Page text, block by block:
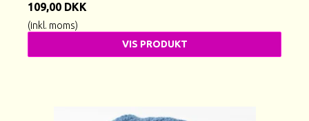
109,00 DKK
(inkl. moms)
VIS PRODUKT